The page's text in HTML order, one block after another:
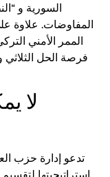
السورية و
المفاوضات. علاوة
فرصة الحل
تدعو إدارة حزب
استراتيجيتها